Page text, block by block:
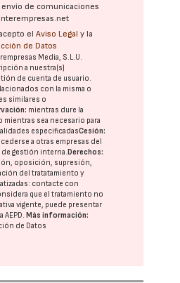
de comunicaciones
elAviso Legal y la
de Datos
Media, S.L.U.
a nuestra(s)
de cuenta de usuario.
con la misma o
similares o
mientras dure la
mientras sea necesario para
especificadasCesión:
a otras empresas del
gestión interna.Derechos:
oposición, supresión,
del tratatamiento y
contacte con
que el tratamiento no
vigente, puede presentar
AEPD .Más información:
de Datos